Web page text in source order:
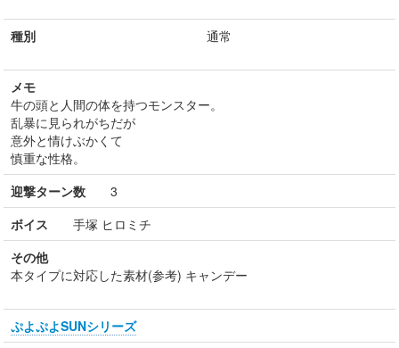
種別 通常
メモ
牛の頭と人間の体を持つモンスター。
乱暴に見られがちだが
意外と情けぶかくて
慎重な性格。
迎撃ターン数 3
ボイス 手塚 ヒロミチ
その他
本タイプに対応した素材(参考) キャンデー
ぷよぷよSUNシリーズ